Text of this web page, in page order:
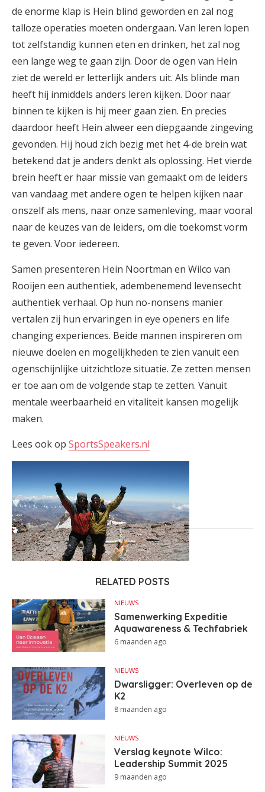
de enorme klap is Hein blind geworden en zal nog
talloze operaties moeten ondergaan. Van leren lopen
tot zelfstandig kunnen eten en drinken, het zal nog
een lange weg te gaan zijn. Door de ogen van Hein
ziet de wereld er letterlijk anders uit. Als blinde man
heeft hij inmiddels anders leren kijken. Door naar
binnen te kijken is hij meer gaan zien. En precies
daardoor heeft Hein alweer een diepgaande zingeving
gevonden. Hij houd zich bezig met het 4-de brein wat
betekend dat je anders denkt als oplossing. Het vierde
brein heeft er haar missie van gemaakt om de leiders
van vandaag met andere ogen te helpen kijken naar
onszelf als mens, naar onze samenleving, maar vooral
naar de keuzes van de leiders, om die toekomst vorm
te geven. Voor iedereen.
Samen presenteren Hein Noortman en Wilco van
Rooijen een authentiek, adembenemend levensecht
authentiek verhaal. Op hun no-nonsens manier
vertalen zij hun ervaringen in eye openers en life
changing experiences. Beide mannen inspireren om
nieuwe doelen en mogelijkheden te zien vanuit een
ogenschijnlijke uitzichtloze situatie. Ze zetten mensen
er toe aan om de volgende stap te zetten. Vanuit
mentale weerbaarheid en vitaliteit kansen mogelijk
maken.
Lees ook op SportsSpeakers.nl
RELATED POSTS
NIEUWS
Samenwerking Expeditie
Aquawareness & Techfabriek
6 maanden ago
NIEUWS
Dwarsligger: Overleven op de
K2
8 maanden ago
NIEUWS
Verslag keynote Wilco:
Leadership Summit 2025
9 maanden ago